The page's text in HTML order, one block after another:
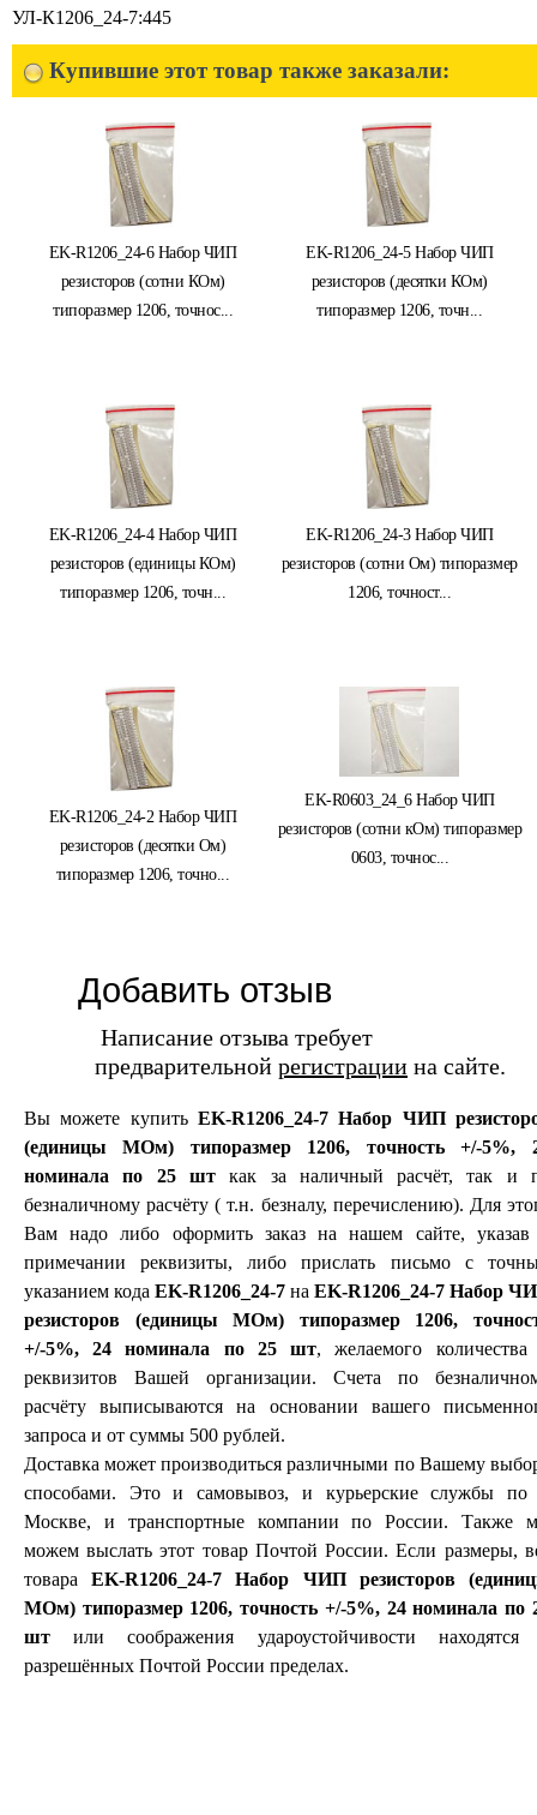
УЛ-К1206_24-7:445
Купившие этот товар также заказали:
EK-R1206_24-6 Набор ЧИП
резисторов (сотни КОм)
типоразмер 1206, точнос...
EK-R1206_24-5 Набор ЧИП
резисторов (десятки КОм)
типоразмер 1206, точн...
EK-R1206_24-4 Набор ЧИП
резисторов (единицы КОм)
типоразмер 1206, точн...
EK-R1206_24-3 Набор ЧИП
резисторов (сотни Ом) типоразмер
1206, точност...
EK-R1206_24-2 Набор ЧИП
резисторов (десятки Ом)
типоразмер 1206, точно...
EK-R0603_24_6 Набор ЧИП
резисторов (сотни кОм) типоразмер
0603, точнос...
Добавить отзыв
Написание отзыва требует
предварительной регистрации на сайте.
Вы можете купить EK-R1206_24-7 Набор ЧИП
(единицы МОм) типоразмер 1206, точность +/-5%,
номинала по 25 шткак за наличный расчёт, так и
безналичному расчёту ( т.н. безналу, перечислению). Для
Вам надо либо оформить заказ на нашем сайте,
примечании реквизиты, либо прислать письмо с
указанием кода EK-R1206_24-7 на EK-R1206_24-7 Набор
резисторов (единицы МОм) типоразмер 1206,
+/-5%, 24 номинала по 25 шт, желаемого
реквизитов Вашей организации. Счета по
расчёту выписываются на основании вашего
запроса и от суммы 500 рублей.
Доставка может производиться различными по Вашему
способами. Это и самовывоз, и курьерские службы по
Москве, и транспортные компании по России. Также
можем выслать этот товар Почтой России. Если размеры,
товараEK-R1206_24-7 Набор ЧИП резисторов
МОм) типоразмер 1206, точность +/-5%, 24 номинала по
шт или соображения удароустойчивости
разрешённых Почтой России пределах.